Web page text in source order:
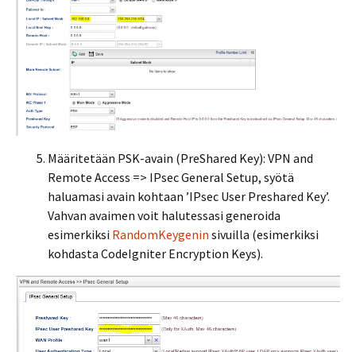
Määritetään PSK-avain (PreShared Key): VPN and
Remote Access => IPsec General Setup, syötä
haluamasi avain kohtaan ’IPsec User Preshared Key’.
Vahvan avaimen voit halutessasi generoida
esimerkiksi RandomKeygenin sivuilla (esimerkiksi
kohdasta CodeIgniter Encryption Keys).